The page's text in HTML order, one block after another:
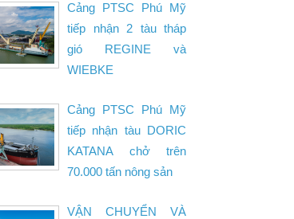
Cảng PTSC Phú Mỹ
tiếp nhận 2 tàu tháp
gió REGINE và
WIEBKE
Cảng PTSC Phú Mỹ
tiếp nhận tàu DORIC
KATANA chở trên
70.000 tấn nông sản
VẬN CHUYỂN VÀ